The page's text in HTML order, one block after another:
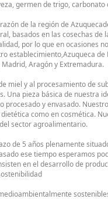
germen de trigo,
de la región de
basados en las cosechas
por lo que en ocasiones
establecimiento,Azuqueca
Aragón y Extremadura.
miel y al procesamiento de
Una pieza básica de nuestra
y envasado.
como en cosmética.
sector agroalimentario.
de 5 años plenamente
ese tiempo esperamos
en el desarrollo de